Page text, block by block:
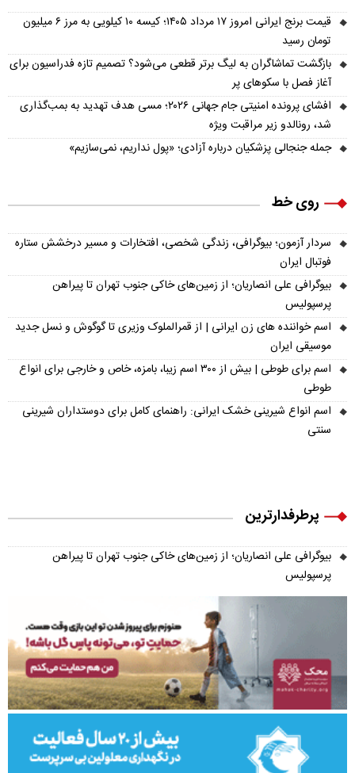
قیمت برنج ایرانی امروز ۱۷ مرداد ۱۴۰۵؛ کیسه ۱۰ کیلویی به مرز ۶ میلیون
تومان رسید
بازگشت تماشاگران به لیگ برتر قطعی می‌شود؟ تصمیم تازه فدراسیون برای
آغاز فصل با سکوهای پر
افشای پرونده امنیتی جام جهانی ۲۰۲۶؛ مسی هدف تهدید به بمب‌گذاری
شد، رونالدو زیر مراقبت ویژه
جمله جنجالی پزشکیان درباره آزادی؛ «پول نداریم، نمی‌سازیم»
روی خط
سردار آزمون؛ بیوگرافی، زندگی شخصی، افتخارات و مسیر درخشش ستاره
فوتبال ایران
بیوگرافی علی انصاریان؛ از زمین‌های خاکی جنوب تهران تا پیراهن
پرسپولیس
اسم خواننده های زن ایرانی | از قمرالملوک وزیری تا گوگوش و نسل جدید
موسیقی ایران
اسم برای طوطی | بیش از ۳۰۰ اسم زیبا، بامزه، خاص و خارجی برای انواع
طوطی
اسم انواع شیرینی خشک ایرانی: راهنمای کامل برای دوستداران شیرینی
سنتی
پرطرفدارترین
بیوگرافی علی انصاریان؛ از زمین‌های خاکی جنوب تهران تا پیراهن
پرسپولیس